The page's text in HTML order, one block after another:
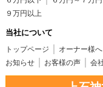
９万円以上
当社について
トップページ オーナー様へ
お知らせ
お客様の声 会